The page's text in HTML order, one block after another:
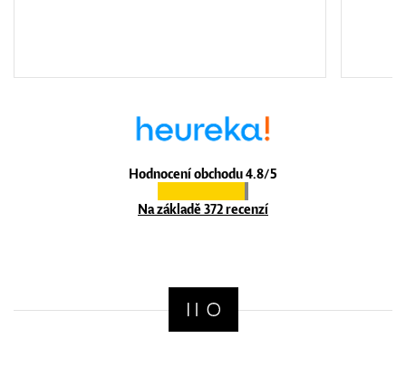
Hodnocení obchodu 4.8/5
Na základě 372 recenzí